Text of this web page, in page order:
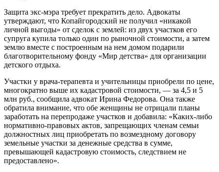
Защита экс-мэра требует прекратить дело. Адвокаты
утверждают, что Копайгородский не получил «никакой
личной выгоды» от сделок с землей: из двух участков его
супруга купила только один по рыночной стоимости, а затем
землю вместе с построенным на нем домом подарили
благотворительному фонду «Мир детства» для организации
детского отдыха.
Участки у врача-терапевта и учительницы приобрели по цене,
многократно выше их кадастровой стоимости, — за 4,5 и 5
млн руб., сообщила адвокат Ирина Федорова. Она также
обратила внимание, что обе женщины не отрицали планы
заработать на перепродаже участков и добавила: «Каких-либо
нормативно-правовых актов, запрещающих членам семьи
должностных лиц приобретать по возмездному договору
земельные участки за денежные средства в сумме,
превышающей кадастровую стоимость, следствием не
предоставлено».